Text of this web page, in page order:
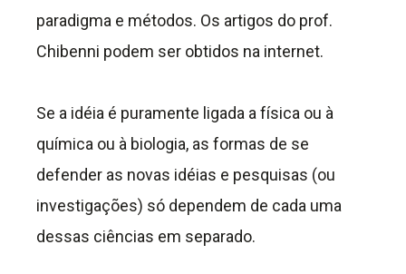
paradigma e métodos. Os artigos do prof.
Chibenni podem ser obtidos na internet.
Se a idéia é puramente ligada a física ou à
química ou à biologia, as formas de se
defender as novas idéias e pesquisas (ou
investigações) só dependem de cada uma
dessas ciências em separado.